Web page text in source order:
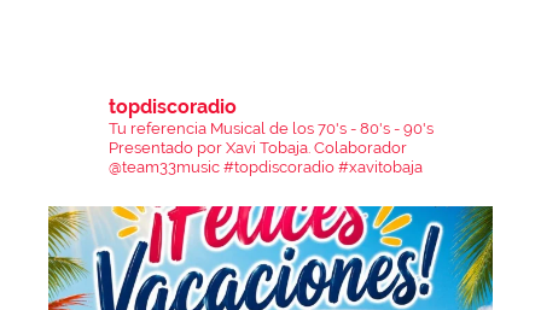
topdiscoradio
Tu referencia Musical de los 70's - 80's - 90's
Presentado por Xavi Tobaja. Colaborador
@team33music #topdiscoradio #xavitobaja